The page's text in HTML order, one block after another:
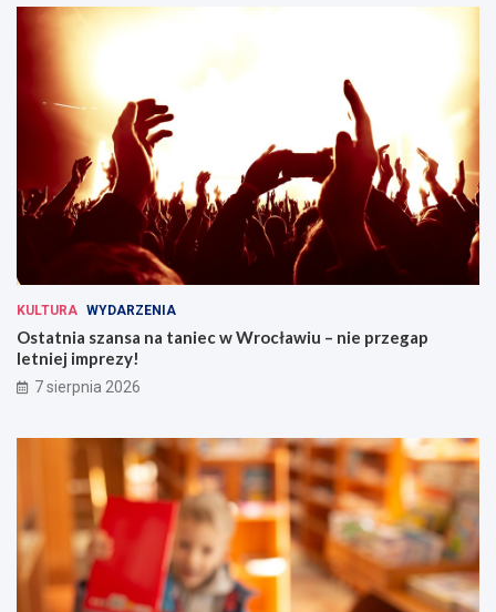
KULTURA WYDARZENIA
Ostatnia szansa na taniec w Wrocławiu – nie przegap
letniej imprezy!
7 sierpnia 2026